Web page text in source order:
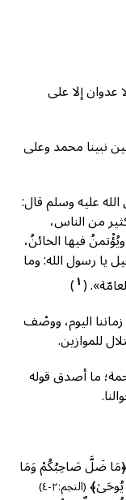
عدوان إلا على
نبينا محمد وعلى
عليه وسلم قال:
من الناس،
فيها الخائنُ،
يا رسول الله: وما
(١)
اليوم، ووصْف
للموازين.
ما أصدق قوله
﴿مَا ضَلَّ صَاحِبُكُمْ وَمَا
(النجم:٢-٤)